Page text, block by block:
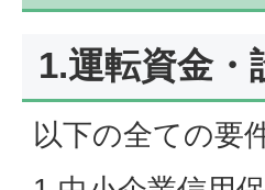
1.運転資金・
以下の全ての要